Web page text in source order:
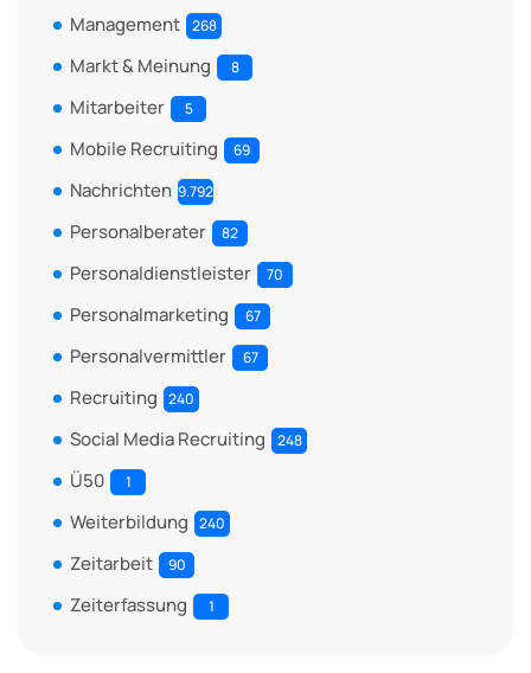
Management 268
Markt & Meinung 8
Mitarbeiter 5
Mobile Recruiting 69
Nachrichten 9.792
Personalberater 82
Personaldienstleister 70
Personalmarketing 67
Personalvermittler 67
Recruiting 240
Social Media Recruiting 248
Ü50 1
Weiterbildung 240
Zeitarbeit 90
Zeiterfassung 1